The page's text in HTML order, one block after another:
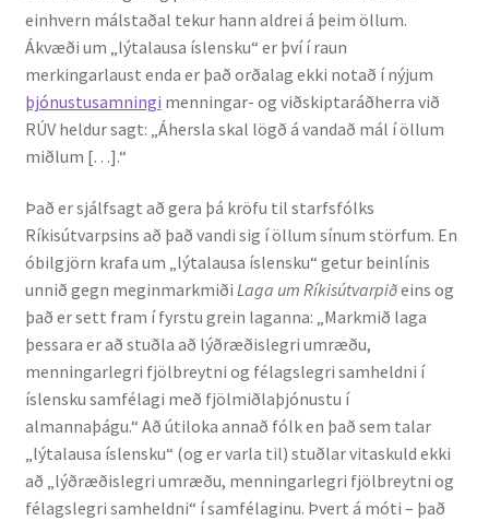
Staða íslenskunnar
Ritverk og erindi
Bækur
Önnur ritverk
Ritrýndar greinar
Óritrýnt fræðilegt efni
Málfarspistlar
Fræðilegir fyrirlestrar
Ýmis erindi
einhvern málstaðal tekur hann aldrei á þeim öllum.
Ákvæði um „lýtalausa íslensku“ er því í raun
merkingarlaust enda er það orðalag ekki notað í nýjum
þjónustusamningi menningar- og viðskiptaráðherra við
RÚV heldur sagt: „Áhersla skal lögð á vandað mál í öllum
miðlum […].“
Það er sjálfsagt að gera þá kröfu til starfsfólks
Ríkisútvarpsins að það vandi sig í öllum sínum störfum. En
óbilgjörn krafa um „lýtalausa íslensku“ getur beinlínis
unnið gegn meginmarkmiði Laga um Ríkisútvarpiðeins og
það er sett fram í fyrstu grein laganna: „Markmið laga
þessara er að stuðla að lýðræðislegri umræðu,
menningarlegri fjölbreytni og félagslegri samheldni í
íslensku samfélagi með fjölmiðlaþjónustu í
almannaþágu.“ Að útiloka annað fólk en það sem talar
„lýtalausa íslensku“ (og er varla til) stuðlar vitaskuld ekki
að „lýðræðislegri umræðu, menningarlegri fjölbreytni og
félagslegri samheldni“ í samfélaginu. Þvert á móti – það